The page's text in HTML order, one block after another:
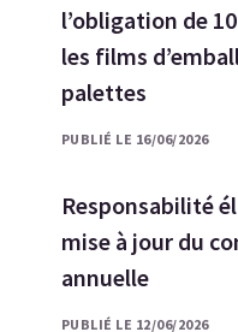
l’obligation de
les films
palettes
PUBLIÉ LE 16/06/2026
Responsabilité
mise à jour du
annuelle
PUBLIÉ LE 12/06/2026